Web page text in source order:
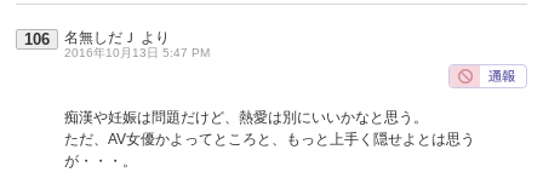
106 名無しだＪ より
2016年10月13日 5:47 PM
痴漢や妊娠は問題だけど、熱愛は別にいいかなと思う。
ただ、AV女優かよってところと、もっと上手く隠せよとは思う
が・・・。